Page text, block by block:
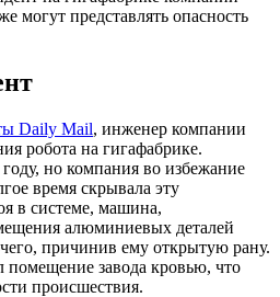
могут представлять опасность
Daily Mail, инженер компании
робота на гигафабрике.
но компания во избежание
время скрывала эту
в системе, машина,
алюминиевых деталей
причинив ему открытую рану.
помещение завода кровью, что
происшествия.